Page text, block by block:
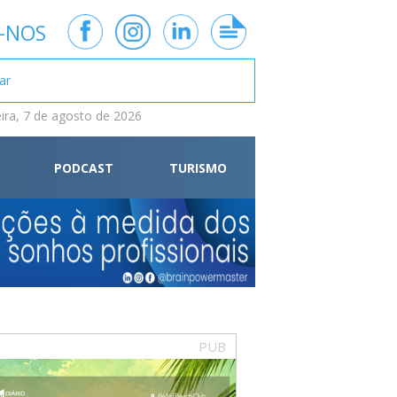
7 de agosto de 2026
PODCAST TURISMO
PUB